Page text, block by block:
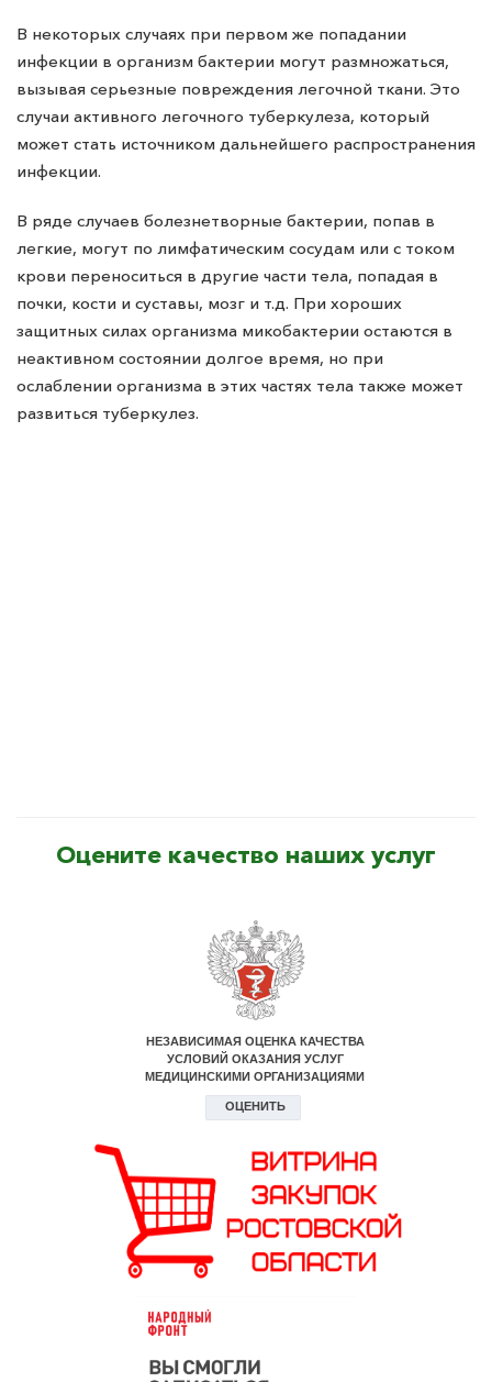
В некоторых случаях при первом же попадании
инфекции в организм бактерии могут размножаться,
вызывая серьезные повреждения легочной ткани. Это
случаи активного легочного туберкулеза, который
может стать источником дальнейшего распространения
инфекции.
В ряде случаев болезнетворные бактерии, попав в
легкие, могут по лимфатическим сосудам или с током
крови переноситься в другие части тела, попадая в
почки, кости и суставы, мозг и т.д. При хороших
защитных силах организма микобактерии остаются в
неактивном состоянии долгое время, но при
ослаблении организма в этих частях тела также может
развиться туберкулез.
Оцените качество наших услуг